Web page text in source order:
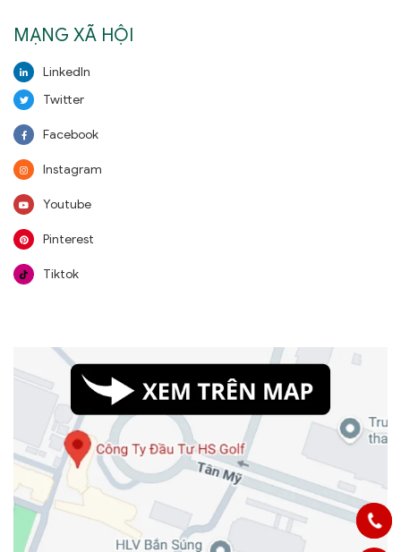
MẠNG XÃ HỘI
LinkedIn
Twitter
Facebook
Instagram
Youtube
Pinterest
Tiktok